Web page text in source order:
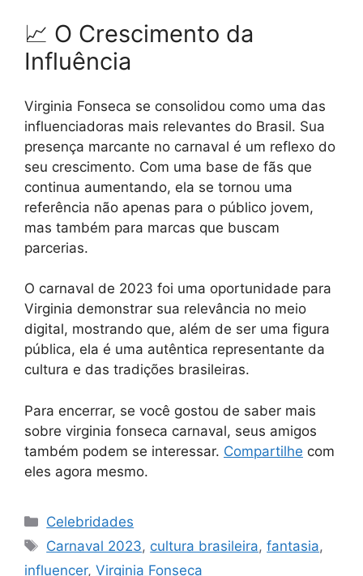
📈 O Crescimento da
Influência
Virginia Fonseca se consolidou como uma das
influenciadoras mais relevantes do Brasil. Sua
presença marcante no carnaval é um reflexo do
seu crescimento. Com uma base de fãs que
continua aumentando, ela se tornou uma
referência não apenas para o público jovem,
mas também para marcas que buscam
parcerias.
O carnaval de 2023 foi uma oportunidade para
Virginia demonstrar sua relevância no meio
digital, mostrando que, além de ser uma figura
pública, ela é uma autêntica representante da
cultura e das tradições brasileiras.
Para encerrar, se você gostou de saber mais
sobre virginia fonseca carnaval, seus amigos
também podem se interessar. Compartilhe com
eles agora mesmo.
Categorias
Celebridades
Tags
Carnaval 2023, cultura brasileira,fantasia,
influencer, Virginia Fonseca